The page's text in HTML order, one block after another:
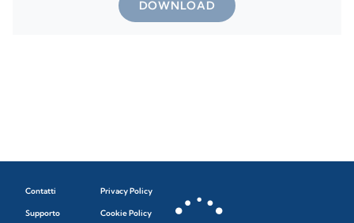
DOWNLOAD
Contatti
Supporto
Privacy Policy
Cookie Policy